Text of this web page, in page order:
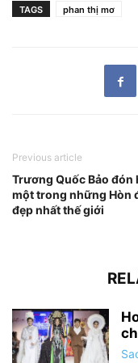
TAGS phan thị mơ
Previous article
Trương Quốc Bảo đón
một trong những Hòn
đẹp nhất thế giới